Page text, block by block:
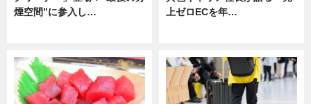
煙空間”に参入し…
上ゼロECを年…